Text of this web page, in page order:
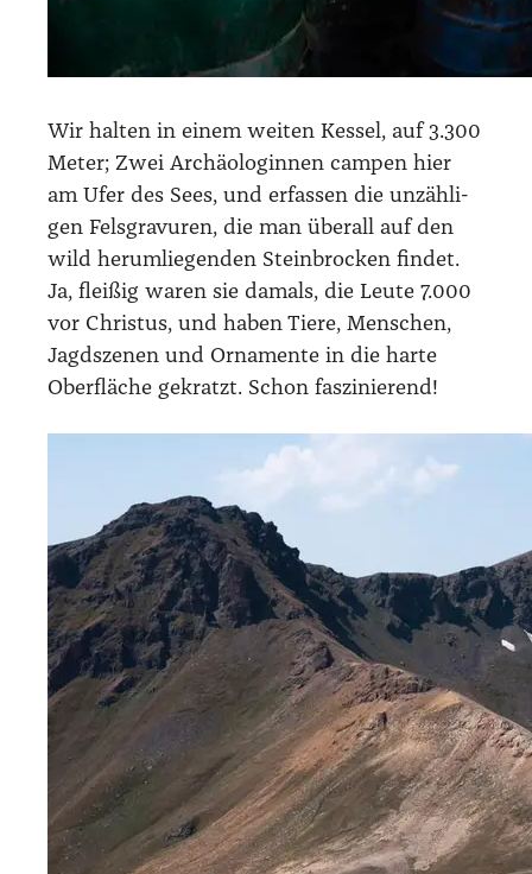
Wir hal­ten in einem wei­ten Kes­sel, auf 3.300
Meter; Zwei Archäo­lo­gin­nen cam­pen hier
am Ufer des Sees, und erfas­sen die unzäh­li­
gen Fels­gra­vu­ren, die man über­all auf den
wild her­um­lie­gen­den Stein­bro­cken fin­det.
Ja, flei­ßig waren sie damals, die Leu­te 7.000
vor Chris­tus, und haben Tie­re, Men­schen,
Jagd­sze­nen und Orna­men­te in die har­te
Ober­flä­che gekratzt. Schon fas­zi­nie­rend!